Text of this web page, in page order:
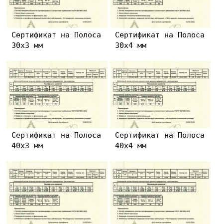
Сертификат на Полоса
30х3 мм
Сертификат на Полоса
30х4 мм
Сертификат на Полоса
40х3 мм
Сертификат на Полоса
40х4 мм